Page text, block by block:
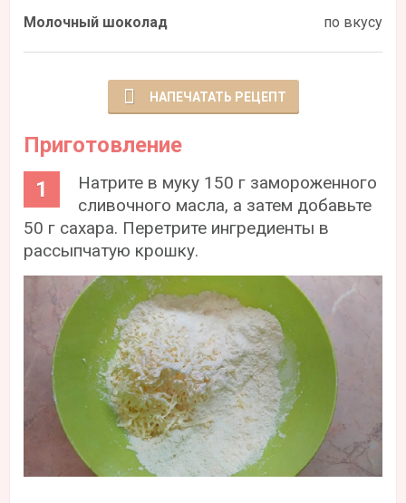
Молочный шоколад
по вкусу
НАПЕЧАТАТЬ РЕЦЕПТ
Приготовление
Натрите в муку 150 г замороженного
сливочного масла, а затем добавьте
50 г сахара. Перетрите ингредиенты в
рассыпчатую крошку.